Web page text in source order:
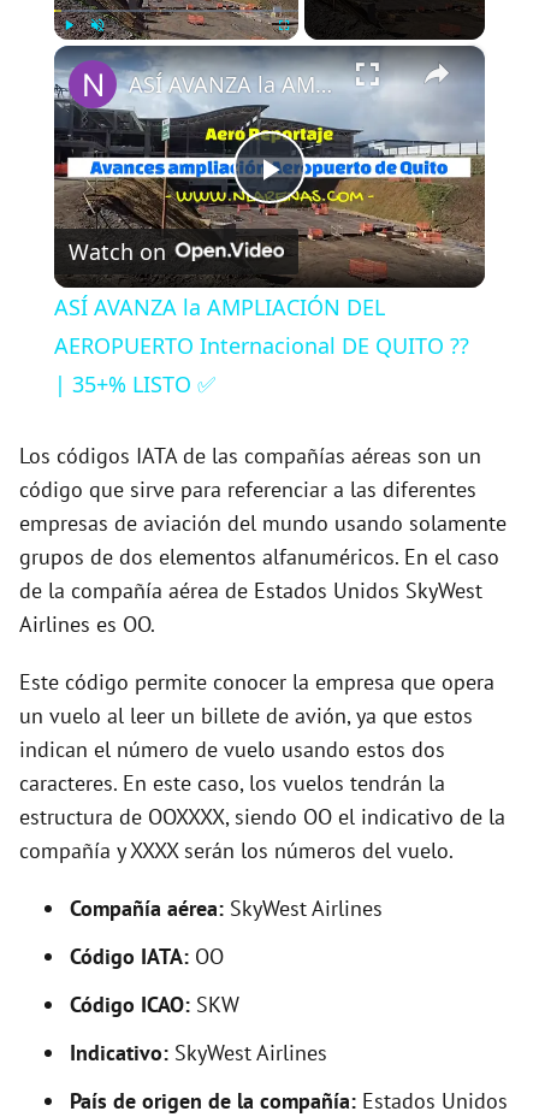
Unmute Fullscreen ×
P
l
a
V
i
e
o
ASÍ AVANZA la AMPLIACIÓN DEL AEROPUERTO Internacional DE QUITO ?? | 35+% LISTO ✅
Watch on
ASÍ AVANZA la AMPLIACIÓN DEL
AEROPUERTO Internacional DE QUITO ??
| 35+% LISTO ✅
Los códigos IATA de las compañías aéreas son un
código que sirve para referenciar a las diferentes
empresas de aviación del mundo usando solamente
grupos de dos elementos alfanuméricos. En el caso
de la compañía aérea de Estados Unidos SkyWest
Airlines es OO.
Este código permite conocer la empresa que opera
un vuelo al leer un billete de avión, ya que estos
indican el número de vuelo usando estos dos
caracteres. En este caso, los vuelos tendrán la
estructura de OOXXXX, siendo OO el indicativo de la
compañía y XXXX serán los números del vuelo.
Compañía aérea: SkyWest Airlines
Código IATA: OO
Código ICAO: SKW
Indicativo: SkyWest Airlines
País de origen de la compañía: Estados Unidos